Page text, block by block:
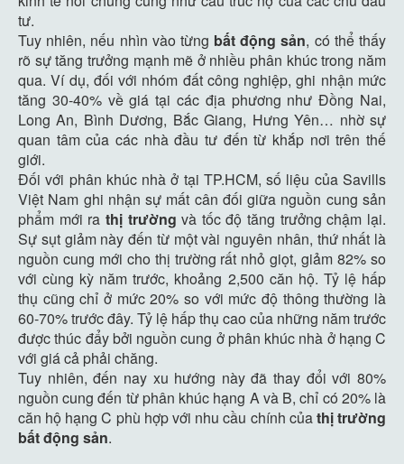
tư.
Tuy nhiên, nếu nhìn vào từng bất động sản, có thể thấy
rõ sự tăng trưởng mạnh mẽ ở nhiều phân khúc trong năm
qua. Ví dụ, đối với nhóm đất công nghiệp, ghi nhận mức
tăng 30-40% về giá tại các địa phương như Đồng Nai,
Long An, Bình Dương, Bắc Giang, Hưng Yên… nhờ sự
quan tâm của các nhà đầu tư đến từ khắp nơi trên thế
giới.
Đối với phân khúc nhà ở tại TP.HCM, số liệu của Savills
Việt Nam ghi nhận sự mất cân đối giữa nguồn cung sản
phẩm mới ra thị trường và tốc độ tăng trưởng chậm lại.
Sự sụt giảm này đến từ một vài nguyên nhân, thứ nhất là
nguồn cung mới cho thị trường rất nhỏ giọt, giảm 82% so
với cùng kỳ năm trước, khoảng 2,500 căn hộ. Tỷ lệ hấp
thụ cũng chỉ ở mức 20% so với mức độ thông thường là
60-70% trước đây. Tỷ lệ hấp thụ cao của những năm trước
được thúc đẩy bởi nguồn cung ở phân khúc nhà ở hạng C
với giá cả phải chăng.
Tuy nhiên, đến nay xu hướng này đã thay đổi với 80%
nguồn cung đến từ phân khúc hạng A và B, chỉ có 20% là
căn hộ hạng C phù hợp với nhu cầu chính củathị trường
bất động sản.